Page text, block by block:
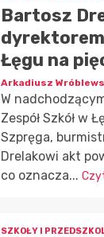
Bartosz
dyrektorem
Łęgu na
Arkadiusz
W
Zespół Szkół w
Szpręga,
Drelakowi akt
co oznacza...
SZKOŁY I